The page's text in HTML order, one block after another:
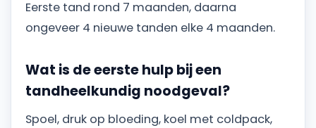
Eerste tand rond 7 maanden, daarna
ongeveer 4 nieuwe tanden elke 4 maanden.
Wat is de eerste hulp bij een
tandheelkundig noodgeval?
Spoel, druk op bloeding, koel met coldpack,